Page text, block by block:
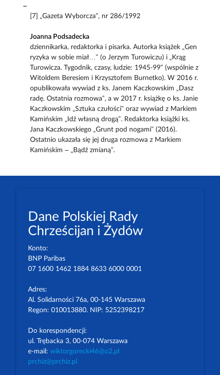
[7] „Gazeta Wyborcza”, nr 286/1992
Joanna Podsadecka
dziennikarka, redaktorka i pisarka. Autorka książek „Gen
ryzyka w sobie miał…” (o Jerzym Turowiczu) i „Krąg
Turowicza. Tygodnik, czasy, ludzie: 1945-99” (wspólnie z
Witoldem Beresiem i Krzysztofem Burnetko). W 2016 r.
opublikowała wywiad z ks. Janem Kaczkowskim „Dasz
radę. Ostatnia rozmowa”, a w 2017 r. książkę o ks. Janie
Kaczkowskim „Sztuka czułości” oraz wywiad z Markiem
Kamińskim „Idź własną drogą”. Redaktorka książki ks.
Jana Kaczkowskiego „Grunt pod nogami” (2016).
Ostatnio ukazała się jej druga rozmowa z Markiem
Kamińskim – „Bądź zmianą”.
Dane Polskiej Rady
Chrześcijan i Żydów
Konto:
BNP Paribas
07 1600 1462 1884 8633 6000 0001
Adres:
Al. Solidarności 76a, 00-145 Warszawa
Regon: 010013880. NIP: 5252398217
Do korespondencji:
ul. Trębacka 3, 00-074 Warszawa
e-mail: wiktorgorecki46@o2.pl
prchiz@prchiz.pl